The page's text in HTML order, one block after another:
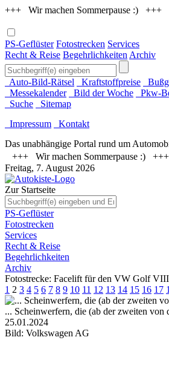
+++ Wir machen Sommerpause :) +++
PS-Geflüster Fotostrecken Services
Recht & Reise Begehrlichkeiten Archiv
Auto-Bild-Rätsel Kraftstoffpreise
Messekalender
Bild der Woche
Pkw-
Suche
Sitemap
Impressum
Kontakt
Das unabhängige Portal rund um
+++ Wir machen Sommerpause :) +++
Freitag, 7. August 2026
Zur Startseite
PS-Geflüster
Fotostrecken
Services
Recht & Reise
Begehrlichkeiten
Archiv
Fotostrecke: Facelift für den VW Golf VIII
1 2 3 4 5 6 7 8 9 10 11 12 13 14 15 16 17
... Scheinwerfern, die (ab der zweiten
25.01.2024
Bild: Volkswagen AG